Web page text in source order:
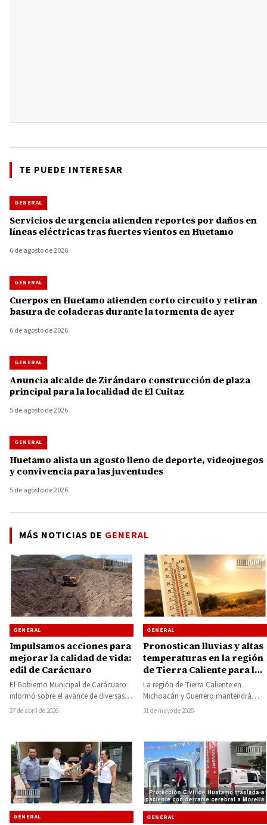
TE PUEDE INTERESAR
GENERAL
Servicios de urgencia atienden reportes por daños en
líneas eléctricas tras fuertes vientos en Huetamo
6 de agosto de 2026
GENERAL
Cuerpos en Huetamo atienden corto circuito y retiran
basura de coladeras durante la tormenta de ayer
6 de agosto de 2026
GENERAL
Anuncia alcalde de Zirándaro construcción de plaza
principal para la localidad de El Cuitaz
5 de agosto de 2026
GENERAL
Huetamo alista un agosto lleno de deporte, videojuegos
y convivencia para las juventudes
5 de agosto de 2026
MÁS NOTICIAS DE GENERAL
GENERAL
Impulsamos acciones para
mejorar la calidad de vida:
edil de Carácuaro
El Gobierno Municipal de Carácuaro
informó sobre el avance de diversas
acciones orientadas a mejorar la
27 de abril de 2026
GENERAL
Pronostican lluvias y altas
temperaturas en la región
de Tierra Caliente para la
semana que inicia
La región de Tierra Caliente en
Michoacán y Guerrero mantendrá
durante los próximos días un
31 de mayo de 2026
GENERAL GENERAL